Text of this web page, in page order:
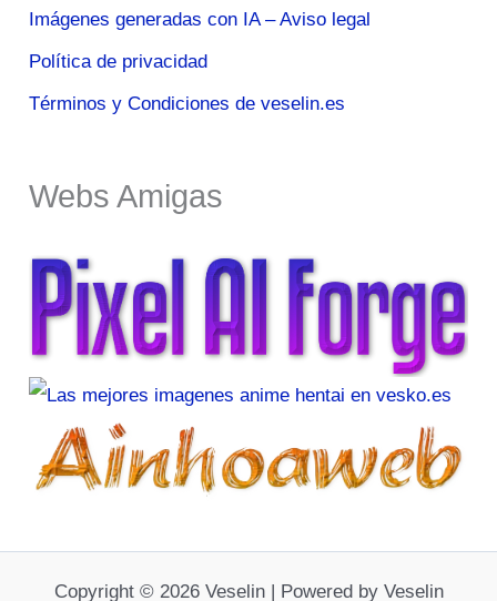
Imágenes generadas con IA – Aviso legal
Política de privacidad
Términos y Condiciones de veselin.es
Webs Amigas
Copyright © 2026 Veselin | Powered by Veselin